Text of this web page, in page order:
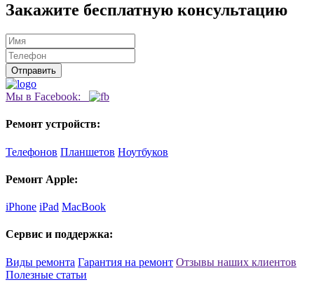
Закажите бесплатную консультацию
Мы в Facebook:
Ремонт устройств:
Телефонов Планшетов Ноутбуков
Ремонт Apple:
iPhone iPad MacBook
Сервис и поддержка:
Виды ремонта Гарантия на ремонт Отзывы наших клиентов
Полезные статьи